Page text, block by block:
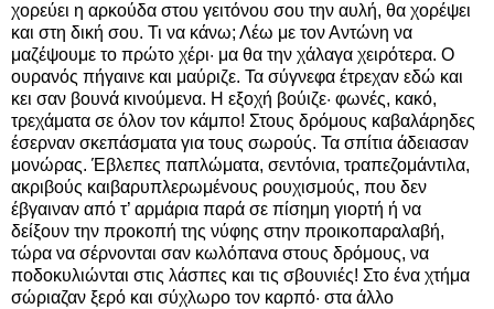
χορεύει η αρκούδα στου γειτόνου σου την αυλή, θα χορέψει
και στη δική σου. Τι να κάνω; Λέω με τον Αντώνη να
μαζέψουμε το πρώτο χέρι· μα θα την χάλαγα χειρότερα. Ο
ουρανός πήγαινε και μαύριζε. Τα σύγνεφα έτρεχαν εδώ και
κει σαν βουνά κινούμενα. Η εξοχή βούιζε· φωνές, κακό,
τρεχάματα σε όλον τον κάμπο! Στους δρόμους καβαλάρηδες
έσερναν σκεπάσματα για τους σωρούς. Τα σπίτια άδειασαν
μονώρας. Έβλεπες παπλώματα, σεντόνια, τραπεζομάντιλα,
ακριβούς καιβαρυπλερωμένους ρουχισμούς, που δεν
έβγαιναν από τ’ αρμάρια παρά σε πίσημη γιορτή ή να
δείξουν την προκοπή της νύφης στην προικοπαραλαβή,
τώρα να σέρνονται σαν κωλόπανα στους δρόμους, να
ποδοκυλιώνται στις λάσπες και τις σβουνιές! Στο ένα χτήμα
σώριαζαν ξερό και σύχλωρο τον καρπό· στα άλλο